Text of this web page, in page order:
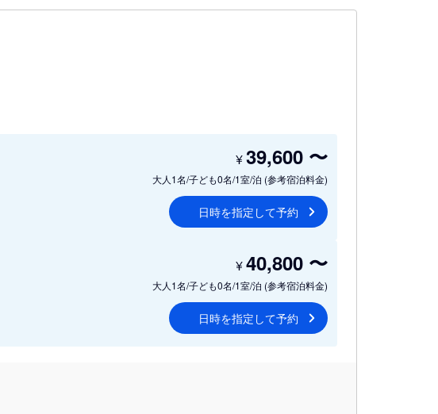
大人1名/子ども0名/1室/泊 (参考宿泊料金)
¥39,600 〜
日時を指定して予約
大人1名/子ども0名/1室/泊 (参考宿泊料金)
¥40,800 〜
日時を指定して予約